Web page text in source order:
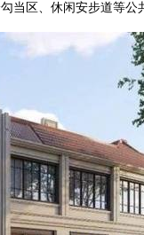
当区、休闲安步道等公